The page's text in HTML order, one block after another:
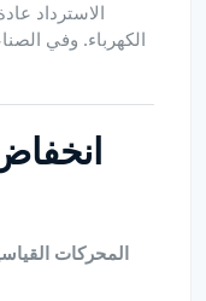
الاسترداد
الكهرباء. وفي
المحركات